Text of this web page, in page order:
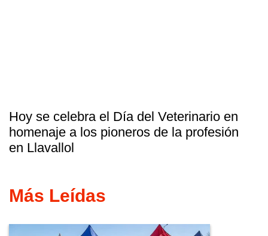
Hoy se celebra el Día del Veterinario en
homenaje a los pioneros de la profesión
en Llavallol
Más Leídas